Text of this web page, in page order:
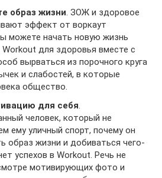
образ жизни. ЗОЖ и здоровое
эффект от воркаут
можете начать новую жизнь
Workout для здоровья вместе с
вырваться из порочного круга
и слабостей, в которые
общество.
для себя.
человек, который не
ему уличный спорт, почему он
образ жизни и добиваться чего-
успехов в Workout. Речь не
мотивирующих фото и